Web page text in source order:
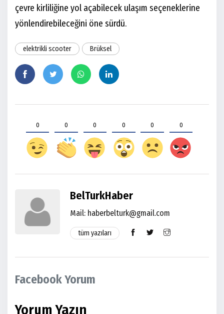
çevre kirliliğine yol açabilecek ulaşım seçeneklerine
yönlendirebileceğini öne sürdü.
elektrikli scooter Brüksel
0 0 0 0 0 0
BelTurkHaber
Mail: haberbelturk@gmail.com
tüm yazıları
Facebook Yorum
Yorum Yazın